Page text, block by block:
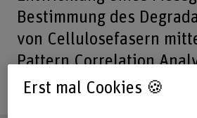
Bestimmung des
von Cellulosefasern
Pattern Correlation
anstrebt.
Erst mal Cookies 🍪